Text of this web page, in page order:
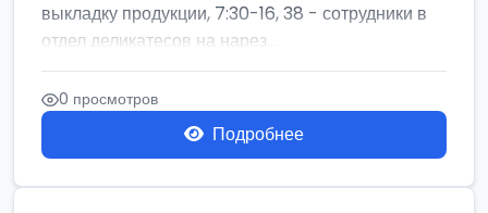
выкладку продукции, 7:30-16, 38 - сотрудники в
отдел деликатесов на нарез...
0 просмотров
Подробнее